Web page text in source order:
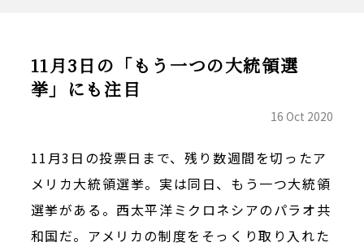
11月3日の「もう一つの大統領選
挙」にも注目
16 Oct 2020
11 月3 日の投票日まで、残り数週間を切ったア
メリカ大統領選挙。実は同日、もう一つ大統領
選挙がある。西太平洋ミクロネシアのパラオ共
和国だ。アメリカの制度をそっくり取り入れた